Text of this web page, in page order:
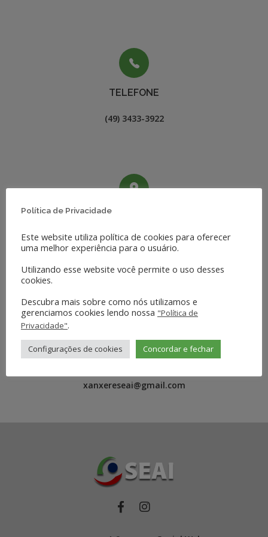
TELEFONE
(49) 3433-3922
R. Severino Tonial, 1030 - Tonial
E-MAIL
xanxereseai@gmail.com
Política de Privacidade
Este website utiliza política de cookies para oferecer
uma melhor experiência para o usuário.
Utilizando esse website você permite o uso desses
cookies.
Descubra mais sobre como nós utilizamos e
gerenciamos cookies lendo nossa "Política de
Privacidade".
Configurações de cookies Concordar e fechar